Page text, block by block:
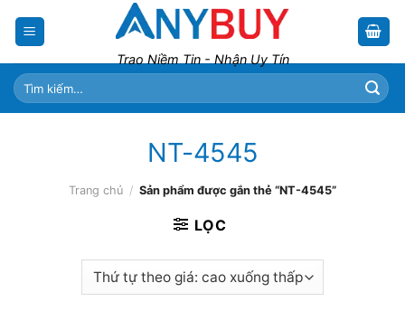
Trao Niềm Tin - Nhận Uy Tín
Tìm
kiếm:
NT-4545
Trang chủ / Sản phẩm được gắn thẻ “NT-4545”
LỌC